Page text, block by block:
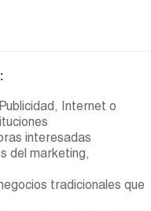
Internet o
interesadas
del marketing,
tradicionales que